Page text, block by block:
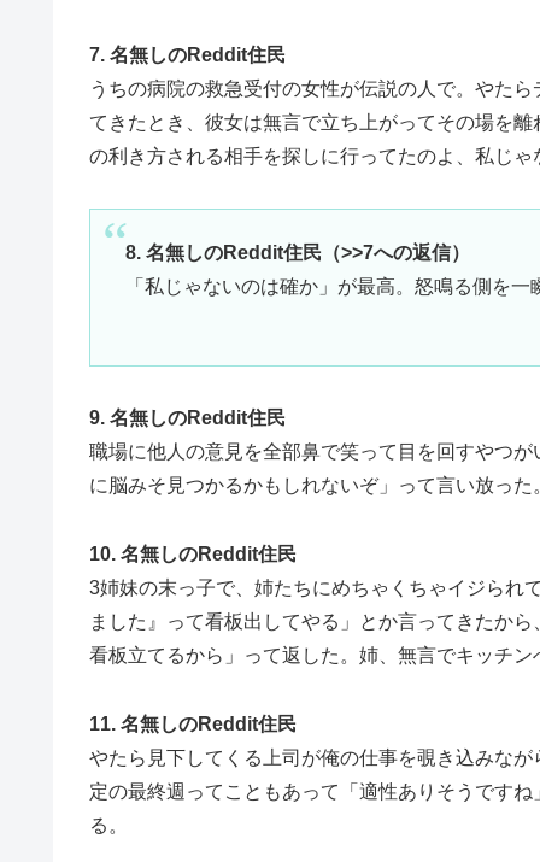
7. 名無しのReddit住民
うちの病院の救急受付の女性が伝説の人で。やた
てきたとき、彼女は無言で立ち上がってその場を
の利き方される相手を探しに行ってたのよ、私じ
8. 名無しのReddit住民（>>7への返信）
「私じゃないのは確か」が最高。怒鳴る側を
9. 名無しのReddit住民
職場に他人の意見を全部鼻で笑って目を回すやつ
に脳みそ見つかるかもしれないぞ」って言い放っ
10. 名無しのReddit住民
3姉妹の末っ子で、姉たちにめちゃくちゃイジられ
ました』って看板出してやる」とか言ってきたか
看板立てるから」って返した。姉、無言でキッチン
11. 名無しのReddit住民
やたら見下してくる上司が俺の仕事を覗き込みな
定の最終週ってこともあって「適性ありそうです
る。